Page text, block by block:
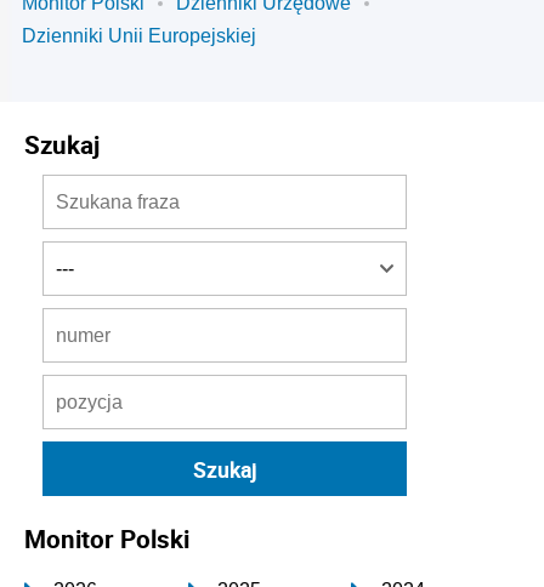
Dzienniki Unii Europejskiej
Szukaj
Monitor Polski